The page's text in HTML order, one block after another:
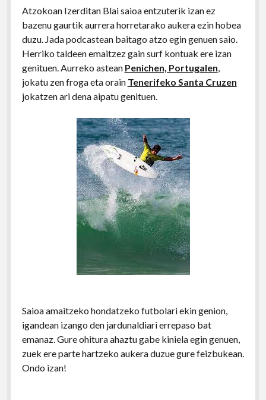
Atzokoan Izerditan Blai saioa entzuterik izan ez
bazenu gaurtik aurrera horretarako aukera ezin hobea
duzu. Jada podcastean baitago atzo egin genuen saio.
Herriko taldeen emaitzez gain surf kontuak ere izan
genituen. Aurreko astean Penichen, Portugalen,
jokatu zen froga eta orain Tenerifeko Santa Cruzen
jokatzen ari dena aipatu genituen.
Saioa amaitzeko hondatzeko futbolari ekin genion,
igandean izango den jardunaldiari errepaso bat
emanaz. Gure ohitura ahaztu gabe kiniela egin genuen,
zuek ere parte hartzeko aukera duzue gure feizbukean.
Ondo izan!